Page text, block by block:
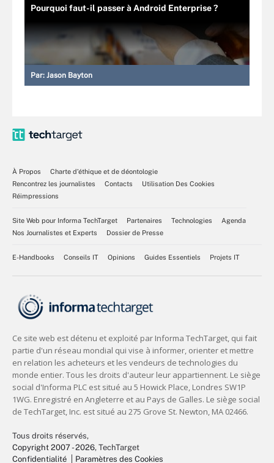
Pourquoi faut-il passer à Android Enterprise ?
Par: Jason Bayton
À Propos
Charte d’éthique et de déontologie
Rencontrez les journalistes
Contacts
Utilisation Des Cookies
Réimpressions
Site Web pour Informa TechTarget Partenaires Technologies
Agenda
Nos Journalistes et Experts
Dossier de Presse
E-Handbooks Conseils IT Opinions Guides Essentiels Projets IT
Tous droits réservés,
Copyright 2007 - 2026, TechTarget
Confidentialité
Paramètres des Cookies